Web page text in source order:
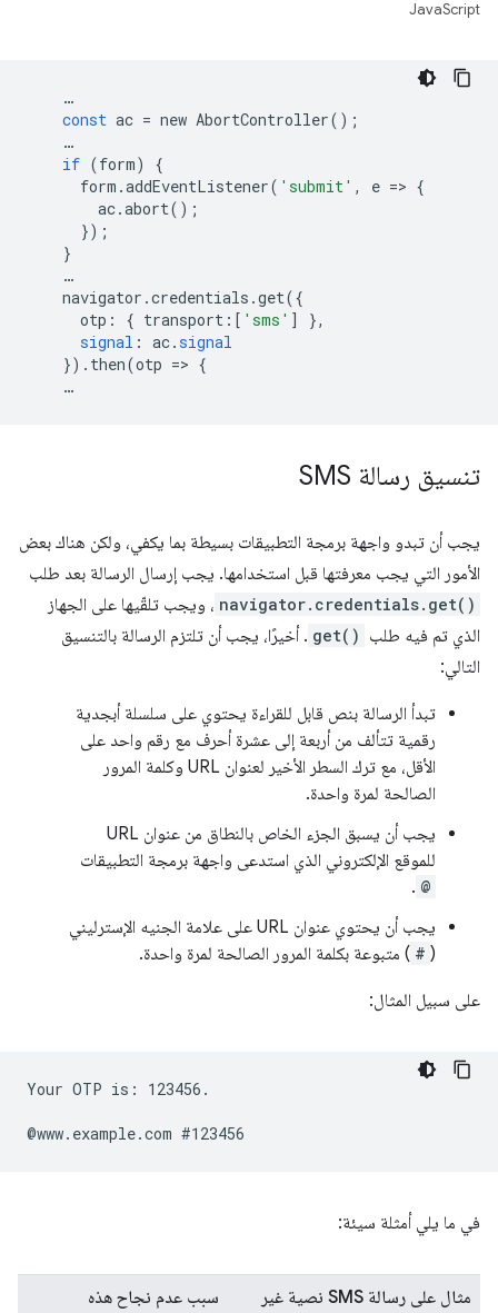
JavaScript
…
const ac = new AbortController();
…
if (form)
{
form .addEventListener( 'submit' , e => {
ac.abort();
});
}
…
navigator .credentials .get({
otp : { transport :[ 'sms' ]
},
signal : ac.signal
}) . then(otp => {
…
تنسيق رسالة SMS
يجب أن تبدو واجهة برمجة التطبيقات بسيطة بما يكفي، ولكن هناك بعض
الأمور التي يجب معرفتها قبل استخدامها. يجب إرسال الرسالة بعد طلب
navigator.credentials.get() ، ويجب تلقّيها على الجهاز
الذي تم فيه طلب get() . أخيرًا، يجب أن تلتزم الرسالة بالتنسيق
التالي:
تبدأ الرسالة بنص قابل للقراءة يحتوي على سلسلة أبجدية
رقمية تتألف من أربعة إلى عشرة أحرف مع رقم واحد على
الأقل، مع ترك السطر الأخير لعنوان URL وكلمة المرور
الصالحة لمرة واحدة.
يجب أن يسبق الجزء الخاص بالنطاق من عنوان URL
للموقع الإلكتروني الذي استدعى واجهة برمجة التطبيقات
@
.
يجب أن يحتوي عنوان URL على علامة الجنيه الإسترليني
(
# ) متبوعة بكلمة المرور الصالحة لمرة واحدة.
على سبيل المثال:
Your OTP is: 123456.
في ما يلي أمثلة سيئة:
مثال على رسالة SMS نصية غير سبب عدم نجاح هذه